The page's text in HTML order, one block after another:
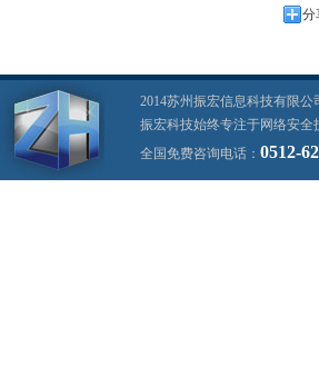
分
2014苏州振宏信息科技有限公
振宏科技始终专注于网络安全
全国免费咨询电话： 0512-